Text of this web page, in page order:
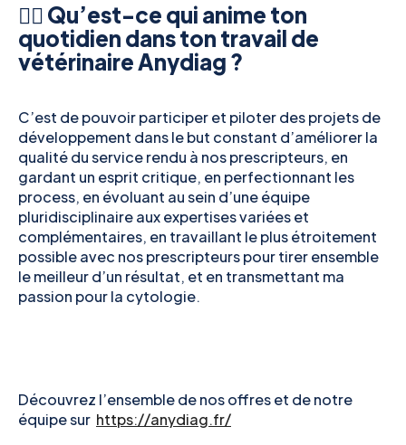
👉🏻 Qu’est-ce qui anime ton
quotidien dans ton travail de
vétérinaire Anydiag ?
C’est de pouvoir participer et piloter des projets de
développement dans le but constant d’améliorer la
qualité du service rendu à nos prescripteurs, en
gardant un esprit critique, en perfectionnant les
process, en évoluant au sein d’une équipe
pluridisciplinaire aux expertises variées et
complémentaires, en travaillant le plus étroitement
possible avec nos prescripteurs pour tirer ensemble
le meilleur d’un résultat, et en transmettant ma
passion pour la cytologie.
Découvrez l’ensemble de nos offres et de notre
équipe sur https://anydiag.fr/